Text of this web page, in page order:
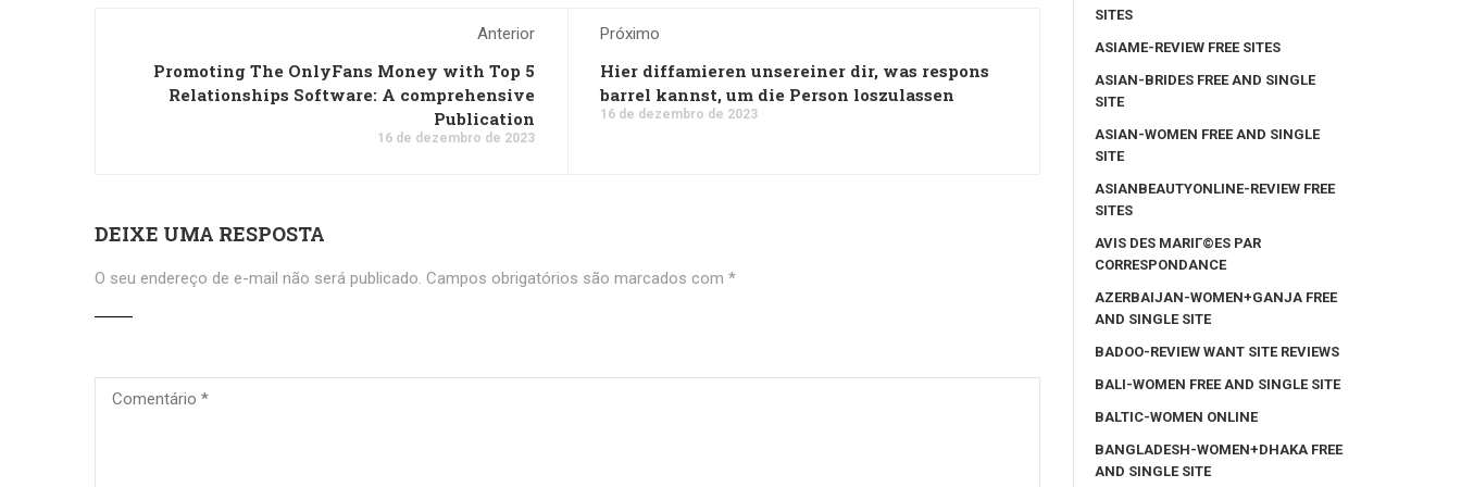
Anterior
Promoting The OnlyFans Money with Top 5
Relationships Software: A comprehensive
Publication
16 de dezembro de 2023
Próximo
Hier diffamieren unsereiner dir, was respons
barrel kannst, um die Person loszulassen
16 de dezembro de 2023
DEIXE UMA RESPOSTA
O seu endereço de e-mail não será publicado. Campos obrigatórios são marcados com *
SITES
ASIAME-REVIEW FREE SITES
ASIAN-BRIDES FREE AND SINGLE
SITE
ASIAN-WOMEN FREE AND SINGLE
SITE
ASIANBEAUTYONLINE-REVIEW FREE
SITES
AVIS DES MARIГ©ES PAR
CORRESPONDANCE
AZERBAIJAN-WOMEN+GANJA FREE
AND SINGLE SITE
BADOO-REVIEW WANT SITE REVIEWS
BALI-WOMEN FREE AND SINGLE SITE
BALTIC-WOMEN ONLINE
BANGLADESH-WOMEN+DHAKA FREE
AND SINGLE SITE